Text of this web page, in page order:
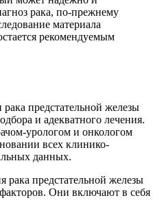
рака, по-прежнему
материала
рекомендуемым
предстательной железы
и адекватного лечения.
урологом и онкологом
всех клинико-
данных.
предстательной железы
Они включают в себя